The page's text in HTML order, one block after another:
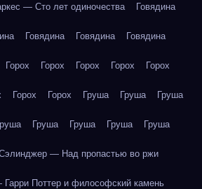
— Сто лет одиночества Говядина
Говядина Говядина Говядина
Горох Горох Горох Горох Горох
Горох Горох Груша Груша Груша
Груша Груша Груша Груша
— Над пропастью во ржи
Поттер и философский камень